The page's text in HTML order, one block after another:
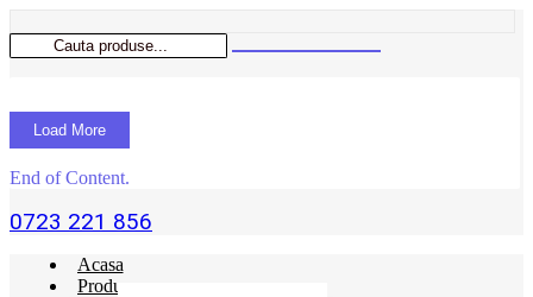
Load More
End of Content.
0723 221 856
Acasa
Produse